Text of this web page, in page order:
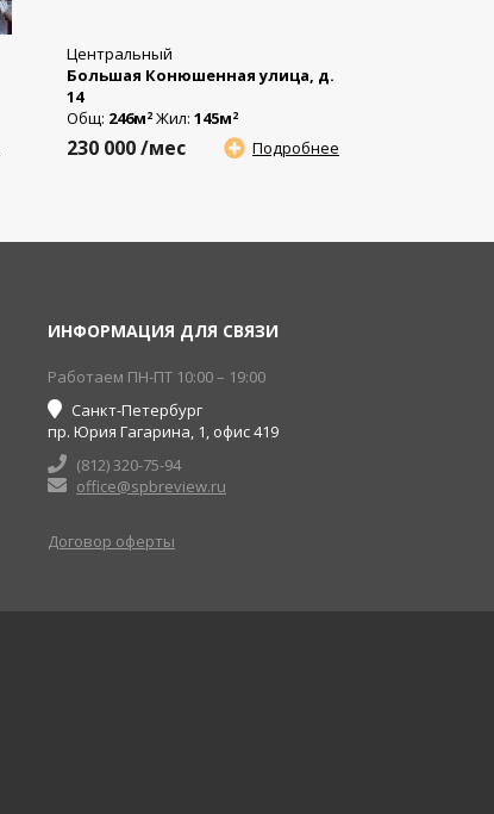
Центральный
Большая Конюшенная улица, д.
14
Общ: 246м2 Жил: 145м2
Подробнее
230 000/мес
ИНФОРМАЦИЯ ДЛЯ СВЯЗИ
Работаем ПН-ПТ 10:00 – 19:00
Санкт-Петербург
пр. Юрия Гагарина, 1, офис 419
(812) 320-75-94
office@spbreview.ru
Договор оферты